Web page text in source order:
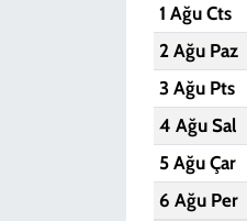
1 Ağu Cts
2 Ağu Paz
3 Ağu Pts
4 Ağu Sal
5 Ağu Çar
6 Ağu Per